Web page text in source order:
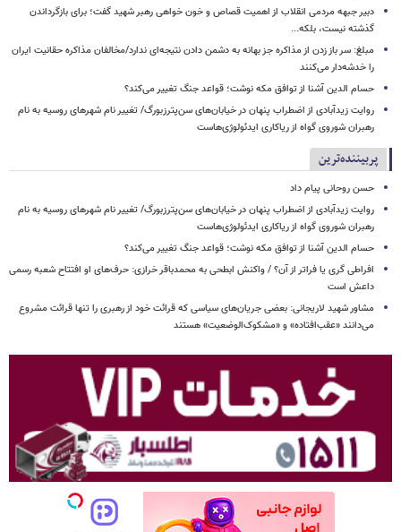
دبیر جبهه مردمی انقلاب از اهمیت قصاص و خون خواهی رهبر شهید گفت؛ برای بازگرداندن
گذشته نیست، بلکه...
مبلغ: سر باز زدن از مذاکره‌ جز بهانه به دشمن دادن نتیجه‌ای ندارد/مخالفان مذاکره حقانیت ایران
را خدشه‌دار می‌کنند
حسام الدین آشنا از توافق مکه نوشت؛ قواعد جنگ تغییر می‌کند؟
روایت زیدآبادی از اضطراب پنهان در خیابان‌های سن‌پترزبورگ/ تغییر نام شهرهای روسیه به نام
رهبران شوروی گواه از ریاکاری ایدئولوژی‌هاست
پربیننده‌ترین
حسن روحانی پیام داد
روایت زیدآبادی از اضطراب پنهان در خیابان‌های سن‌پترزبورگ/ تغییر نام شهرهای روسیه به نام
رهبران شوروی گواه از ریاکاری ایدئولوژی‌هاست
حسام الدین آشنا از توافق مکه نوشت؛ قواعد جنگ تغییر می‌کند؟
افراطی گری یا فراتر از آن؟ / واکنش ابطحی به محمدباقر خرازی: حرف‌های او افتتاح شعبه رسمی
داعش است
مشاور شهید لاریجانی: بعضی جریان‌های سیاسی که قرائت خود از رهبری را تنها قرائت مشروع
می‌دانند «عقب‌افتاده» و «مشکوک‌الوضعیت» هستند